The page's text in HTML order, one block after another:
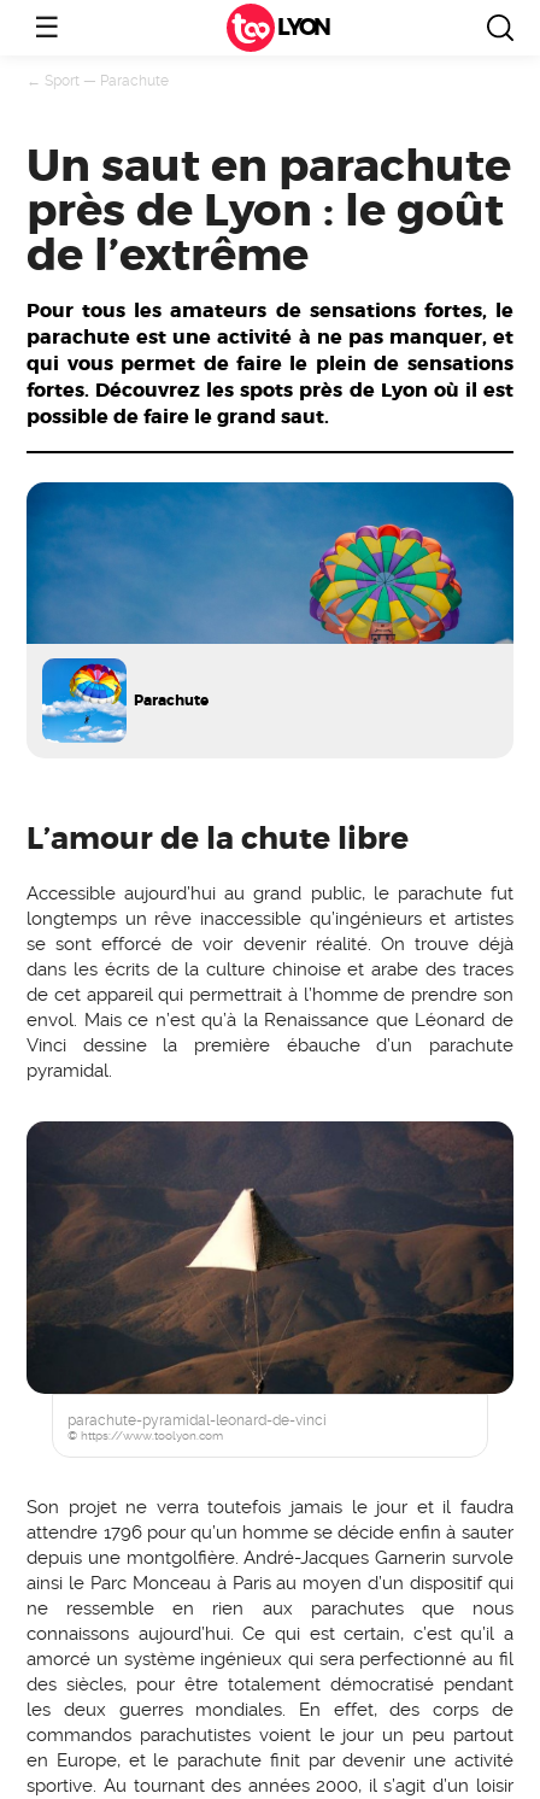
☰ LYON
← Sport — Parachute
Un saut en parachute
près de Lyon : le goût
de l’extrême
Pour tous les amateurs de sensations fortes, le
parachute est une activité à ne pas manquer, et
qui vous permet de faire le plein de sensations
fortes. Découvrez les spots près de Lyon où il est
possible de faire le grand saut.
Parachute
L’amour de la chute libre
Accessible aujourd’hui au grand public, le parachute fut
longtemps un rêve inaccessible qu’ingénieurs et artistes
se sont efforcé de voir devenir réalité. On trouve déjà
dans les écrits de la culture chinoise et arabe des traces
de cet appareil qui permettrait à l’homme de prendre son
envol. Mais ce n’est qu’à la Renaissance que Léonard de
Vinci dessine la première ébauche d’un parachute
pyramidal.
parachute-pyramidal-leonard-de-vinci
© https://www.toolyon.com
Son projet ne verra toutefois jamais le jour et il faudra
attendre 1796 pour qu’un homme se décide enfin à sauter
depuis une montgolfière. André-Jacques Garnerin survole
ainsi le Parc Monceau à Paris au moyen d’un dispositif qui
ne ressemble en rien aux parachutes que nous
connaissons aujourd’hui. Ce qui est certain, c’est qu’il a
amorcé un système ingénieux qui sera perfectionné au fil
des siècles, pour être totalement démocratisé pendant
les deux guerres mondiales. En effet, des corps de
commandos parachutistes voient le jour un peu partout
en Europe, et le parachute finit par devenir une activité
sportive. Au tournant des années 2000, il s’agit d’un loisir